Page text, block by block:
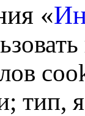
«
тип,